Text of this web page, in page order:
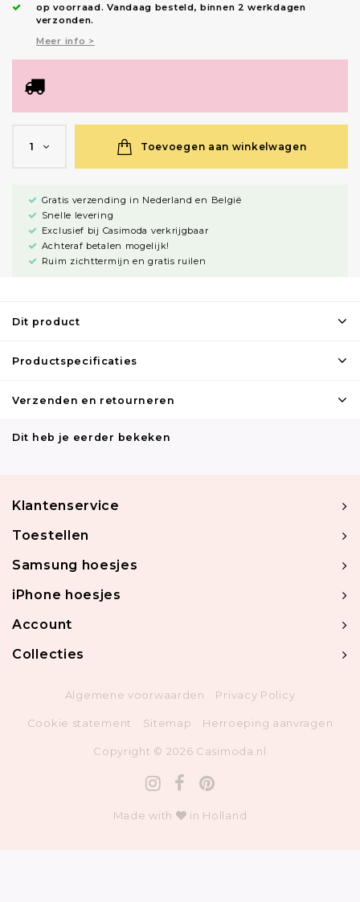
op voorraad.Vandaag besteld, binnen 2 werkdagen
verzonden.
Meer info >
1 Toevoegen aan winkelwagen
Gratis verzending in Nederland en België
Snelle levering
Exclusief bij Casimoda verkrijgbaar
Achteraf betalen mogelijk!
Ruim zichttermijn en gratis ruilen
Dit product
Productspecificaties
Verzenden en retourneren
Dit heb je eerder bekeken
Klantenservice
Toestellen
Samsung hoesjes
iPhone hoesjes
Account
Collecties
Algemene voorwaarden Privacy Policy
Cookie statement Sitemap Herroeping aanvragen
Copyright © 2026 Casimoda.nl
Made with in Holland